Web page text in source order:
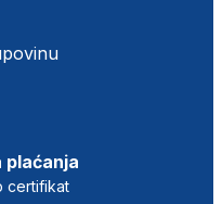
plaćanja
certifikat